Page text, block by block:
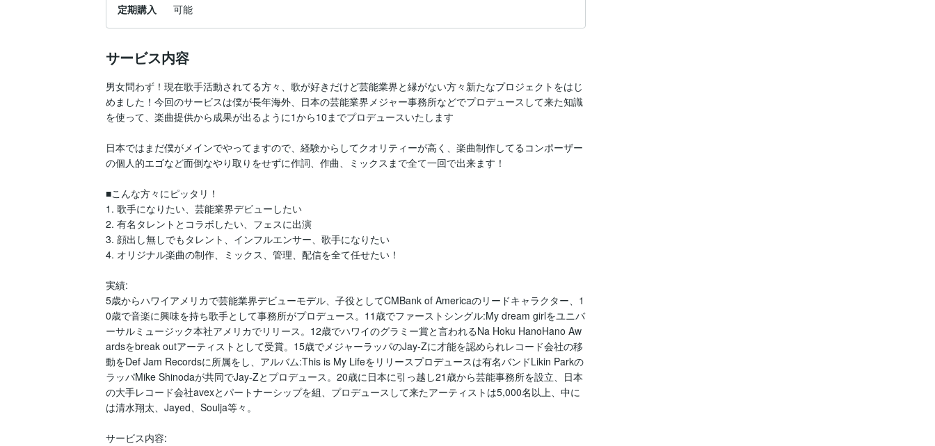
定期購入
可能
サービス内容
男女問わず！現在歌手活動されてる方々、歌が好きだけど芸能業界と縁がない方々新たなプロジェクトをはじ
めました！今回のサービスは僕が長年海外、日本の芸能業界メジャー事務所などでプロデュースして来た知識
を使って、楽曲提供から成果が出るように1から10までプロデュースいたします
日本ではまだ僕がメインでやってますので、経験からしてクオリティーが高く、楽曲制作してるコンポーザー
の個人的エゴなど面倒なやり取りをせずに作詞、作曲、ミックスまで全て一回で出来ます！
■こんな方々にピッタリ！
1. 歌手になりたい、芸能業界デビューしたい
2. 有名タレントとコラボしたい、フェスに出演
3. 顔出し無しでもタレント、インフルエンサー、歌手になりたい
4. オリジナル楽曲の制作、ミックス、管理、配信を全て任せたい！
実績:
5歳からハワイアメリカで芸能業界デビューモデル、子役としてCMBank of Americaのリードキャラクター、1
0歳で音楽に興味を持ち歌手として事務所がプロデュース。11歳でファーストシングル:My dream girlをユニバ
ーサルミュージック本社アメリカでリリース。12歳でハワイのグラミー賞と言われるNa Hoku HanoHano Aw
ardsをbreak outアーティストとして受賞。15歳でメジャーラッパのJay-Zに才能を認められレコード会社の移
動をDef Jam Recordsに所属をし、アルバム:This is My Lifeをリリースプロデュースは有名バンドLikin Parkの
ラッパMike Shinodaが共同でJay-Zとプロデュース。20歳に日本に引っ越し21歳から芸能事務所を設立、日本
の大手レコード会社avexとパートナーシップを組、プロデュースして来たアーティストは5,000名以上、中に
は清水翔太、Jayed、Soulja等々。
サービス内容: